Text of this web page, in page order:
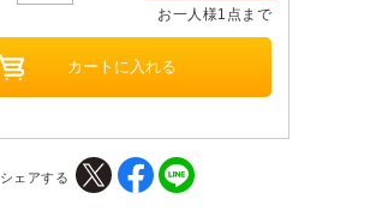
お一人様1点まで
シェアする